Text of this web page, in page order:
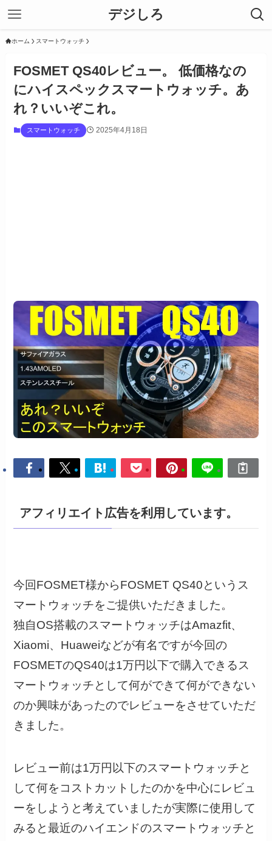
デジしろ
ホーム スマートウォッチ
FOSMET QS40レビュー。 低価格なの
にハイスペックスマートウォッチ。あ
れ？いいぞこれ。
スマートウォッチ 2025年4月18日
アフィリエイト広告を利用しています。
今回FOSMET様からFOSMET QS40というス
マートウォッチをご提供いただきました。
独自OS搭載のスマートウォッチはAmazfit、
Xiaomi、Huaweiなどが有名ですが今回の
FOSMETのQS40は1万円以下で購入できるス
マートウォッチとして何ができて何ができない
のか興味があったのでレビューをさせていただ
きました。
レビュー前は1万円以下のスマートウォッチと
して何をコストカットしたのかを中心にレビュ
ーをしようと考えていましたが実際に使用して
みると最近のハイエンドのスマートウォッチと